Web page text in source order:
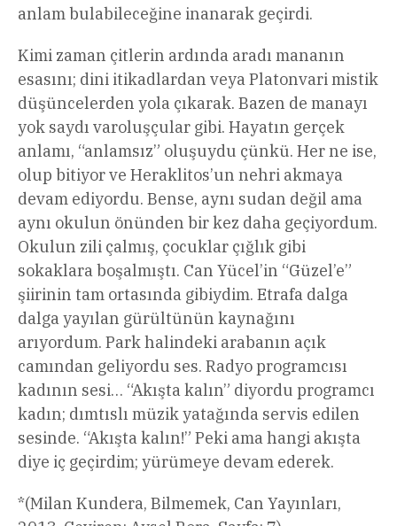
anlam bulabileceğine inanarak geçirdi.
Kimi zaman çitlerin ardında aradı mananın
esasını; dini itikadlardan veya Platonvari mistik
düşüncelerden yola çıkarak. Bazen de manayı
yok saydı varoluşçular gibi. Hayatın gerçek
anlamı, “anlamsız” oluşuydu çünkü. Her ne ise,
olup bitiyor ve Heraklitos’un nehri akmaya
devam ediyordu. Bense, aynı sudan değil ama
aynı okulun önünden bir kez daha geçiyordum.
Okulun zili çalmış, çocuklar çığlık gibi
sokaklara boşalmıştı. Can Yücel’in “Güzel’e”
şiirinin tam ortasında gibiydim. Etrafa dalga
dalga yayılan gürültünün kaynağını
arıyordum. Park halindeki arabanın açık
camından geliyordu ses. Radyo programcısı
kadının sesi… “Akışta kalın” diyordu programcı
kadın; dımtıslı müzik yatağında servis edilen
sesinde. “Akışta kalın!” Peki ama hangi akışta
diye iç geçirdim; yürümeye devam ederek.
*(Milan Kundera, Bilmemek, Can Yayınları,